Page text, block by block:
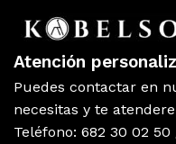
MICRO CENTRALES
ANCHA
DERIVADORES
Atención
Puedes contactar en
necesitas y te
Teléfono: 682 30 02 50